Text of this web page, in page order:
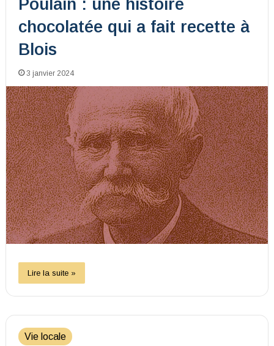
Poulain : une histoire
chocolatée qui a fait recette à
Blois
3 janvier 2024
Lire la suite »
Vie locale